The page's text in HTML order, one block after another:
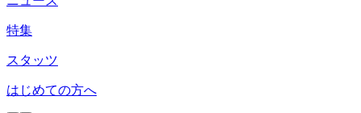
特集
スタッツ
はじめての方へ